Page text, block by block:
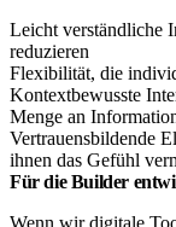
Leicht verständliche
reduzieren
Flexibilität, die
Kontextbewusste
Menge an
Vertrauensbildende
ihnen das Gefühl
Für die Builder
Wenn wir digitale